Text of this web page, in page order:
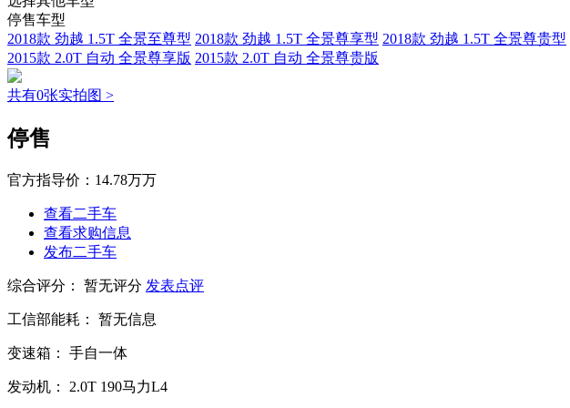
停售车型
2018款 劲越 1.5T 全景至尊型 2018款 劲越 1.5T 全景尊享型 2018款 劲越 1.5T 全景尊贵型
2015款 2.0T 自动 全景尊享版 2015款 2.0T 自动 全景尊贵版
共有0张实拍图 >
停售
官方指导价： 14.78万万
查看二手车
查看求购信息
发布二手车
综合评分： 暂无评分 发表点评
工信部能耗： 暂无信息
变速箱： 手自一体
发动机： 2.0T 190马力L4